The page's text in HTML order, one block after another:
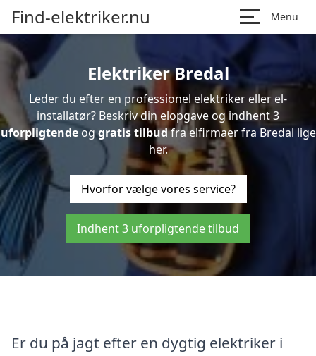
Find-elektriker.nu Menu
Elektriker Bredal
Leder du efter en professionel elektriker eller el-
installatør? Beskriv din elopgave og indhent 3
uforpligtendeoggratis tilbudfra elfirmaer fra Bredal lige
her.
Hvorfor vælge vores service?
Indhent 3 uforpligtende tilbud
Er du på jagt efter en dygtig elektriker i